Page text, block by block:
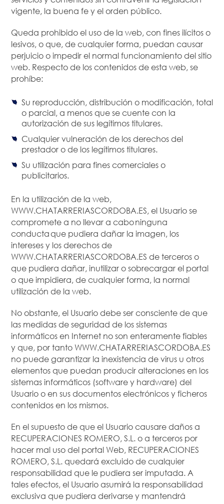
vigente, la buena fe y el orden público.
Queda prohibido el uso de la web, con fines ilícitos o
lesivos, o que, de cualquier forma, puedan causar
perjuicio o impedir el normal funcionamiento del sitio
web. Respecto de los contenidos de esta web, se
prohíbe:
Su reproducción, distribución o modificación, total
o parcial, a menos que se cuente con la
autorización de sus legítimos titulares.
Cualquier vulneración de los derechos del
prestador o de los legítimos titulares.
Su utilización para fines comerciales o
publicitarios.
En la utilización de la web,
WWW.CHATARRERIASCORDOBA.ES, el Usuario se
compromete a no llevar a cabo ninguna
conducta que pudiera dañar la imagen, los
intereses y los derechos de
WWW.CHATARRERIASCORDOBA.ES de terceros o
que pudiera dañar, inutilizar o sobrecargar el portal
o que impidiera, de cualquier forma, la normal
utilización de la web.
No obstante, el Usuario debe ser consciente de que
las medidas de seguridad de los sistemas
informáticos en Internet no son enteramente fiables
y que, por tanto WWW.CHATARRERIASCORDOBA.ES
no puede garantizar la inexistencia de virus u otros
elementos que puedan producir alteraciones en los
sistemas informáticos (software y hardware) del
Usuario o en sus documentos electrónicos y ficheros
contenidos en los mismos.
En el supuesto de que el Usuario causare daños a
RECUPERACIONES ROMERO, S.L. o a terceros por
hacer mal uso del portal Web, RECUPERACIONES
ROMERO, S.L. quedará excluido de cualquier
responsabilidad que le pudiera ser imputada. A
tales efectos, el Usuario asumirá la responsabilidad
exclusiva que pudiera derivarse y mantendrá